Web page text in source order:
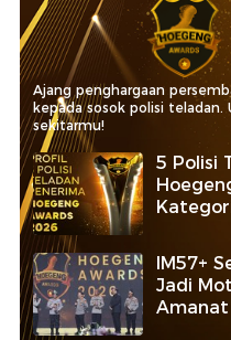
Ajang penghargaan
kepada sosok polisi teladan.
sekitarmu!
5 Polisi
IM57+
Jadi